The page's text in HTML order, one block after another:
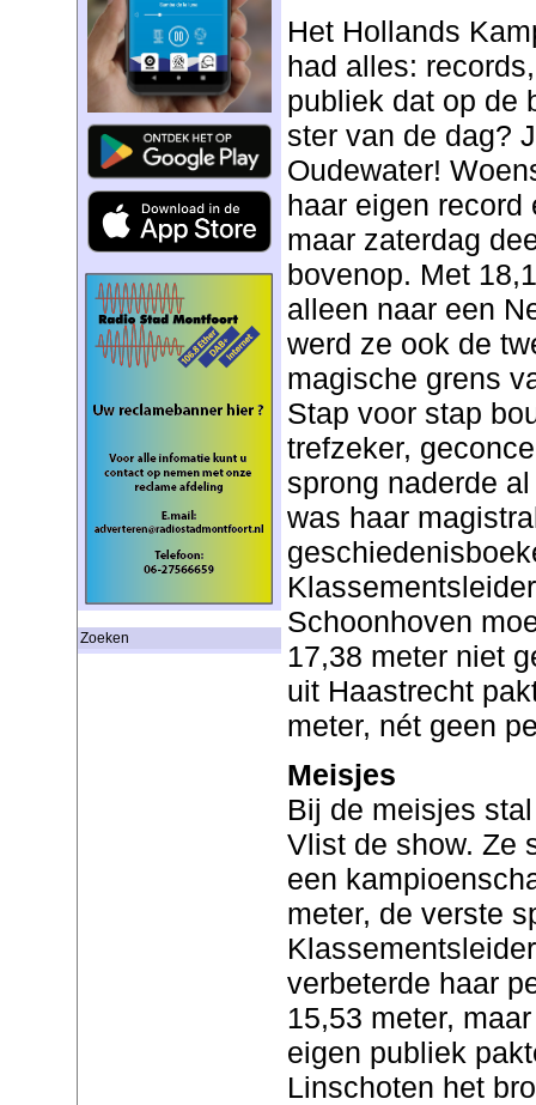
Zoeken
Het Hollands
had alles:
publiek dat op de
ster van de dag?
Oudewater!
haar eigen record
maar zaterdag
bovenop. Met
alleen naar een
werd ze ook de
magische grens
Stap voor stap
trefzeker,
sprong naderde
was haar
Schoonhoven
17,38 meter niet
uit Haastrecht
meter, nét geen
Meisjes
Bij de meisjes
Vlist de show. Ze
een
meter, de verste
verbeterde haar
15,53 meter,
eigen publiek
Linschoten het